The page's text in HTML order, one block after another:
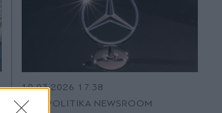
10.03.2026 17:38
PARAPOLITIKA NEWSROOM